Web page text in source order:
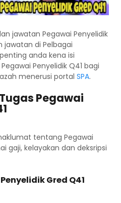
jawatan Pegawai Penyelidik
jawatan di Pelbagai
anda kena isi
Penyelidik Q41 bagi
menerusi portal SPA.
Pegawai
tentang Pegawai
gaji, kelayakan dan deksripsi
Gred Q41